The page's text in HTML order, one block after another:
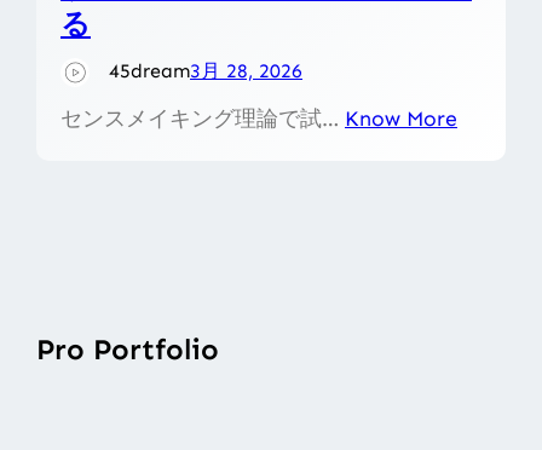
る
45dream3月 28, 2026
センスメイキング理論で試… Know More
Pro Portfolio